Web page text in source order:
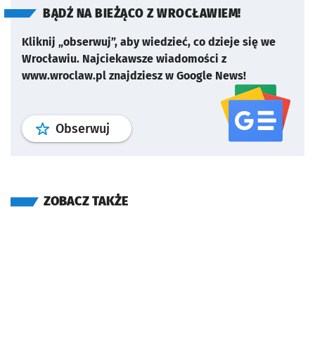
BĄDŹ NA BIEŻĄCO Z WROCŁAWIEM!
Kliknij „obserwuj”, aby wiedzieć, co dzieje się we
Wrocławiu. Najciekawsze wiadomości z
www.wroclaw.pl znajdziesz w Google News!
Obserwuj profil serwisu
ZOBACZ TAKŻE